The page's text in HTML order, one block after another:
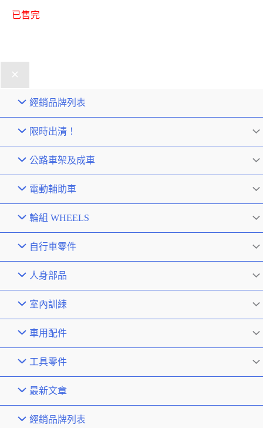
已售完
經銷品牌列表
限時出清！
公路車架及成車
電動輔助車
輪組 WHEELS
自行車零件
人身部品
室內訓練
車用配件
工具零件
最新文章
經銷品牌列表